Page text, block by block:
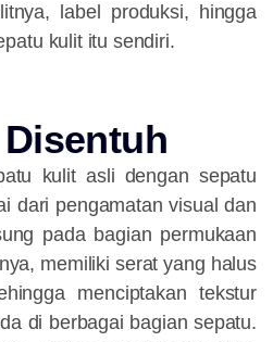
label produksi, hingga
kulit itu sendiri.
kulit asli dengan sepatu
dari pengamatan visual dan
pada bagian permukaan
memiliki serat yang halus
menciptakan tekstur
di berbagai bagian sepatu.